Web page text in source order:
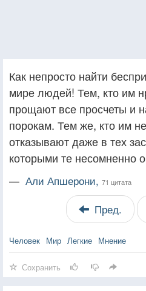
Как непросто найти
мире людей! Тем, кто им
прощают все просчеты и
порокам. Тем же, кто им
отказывают даже в тех
которыми те несомненно
— Али Апшерони, 71 цитата
Пред.
Человек Мир Легкие Мнение
Сохранить